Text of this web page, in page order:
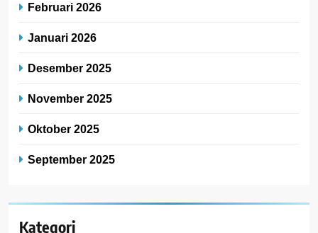
Februari 2026
Januari 2026
Desember 2025
November 2025
Oktober 2025
September 2025
Kategori